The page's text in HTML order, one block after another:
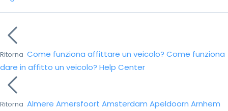
Ritorna Come funziona affittare un veicolo? Come funziona
dare in affitto un veicolo? Help Center
Ritorna Almere Amersfoort Amsterdam Apeldoorn Arnhem